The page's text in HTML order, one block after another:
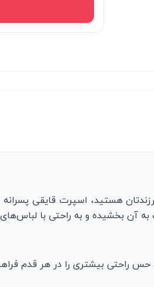
هستید، اسپرت قایقی
آن بخشیده و به راحتی با
حس راحتی بیشتری را در هر قدم